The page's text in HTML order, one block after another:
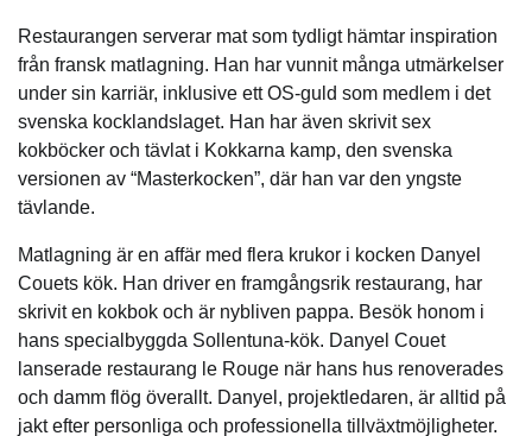
Restaurangen serverar mat som tydligt hämtar inspiration
från fransk matlagning. Han har vunnit många utmärkelser
under sin karriär, inklusive ett OS-guld som medlem i det
svenska kocklandslaget. Han har även skrivit sex
kokböcker och tävlat i Kokkarna kamp, den svenska
versionen av “Masterkocken”, där han var den yngste
tävlande.
Matlagning är en affär med flera krukor i kocken Danyel
Couets kök. Han driver en framgångsrik restaurang, har
skrivit en kokbok och är nybliven pappa. Besök honom i
hans specialbyggda Sollentuna-kök. Danyel Couet
lanserade restaurang le Rouge när hans hus renoverades
och damm flög överallt. Danyel, projektledaren, är alltid på
jakt efter personliga och professionella tillväxtmöjligheter.